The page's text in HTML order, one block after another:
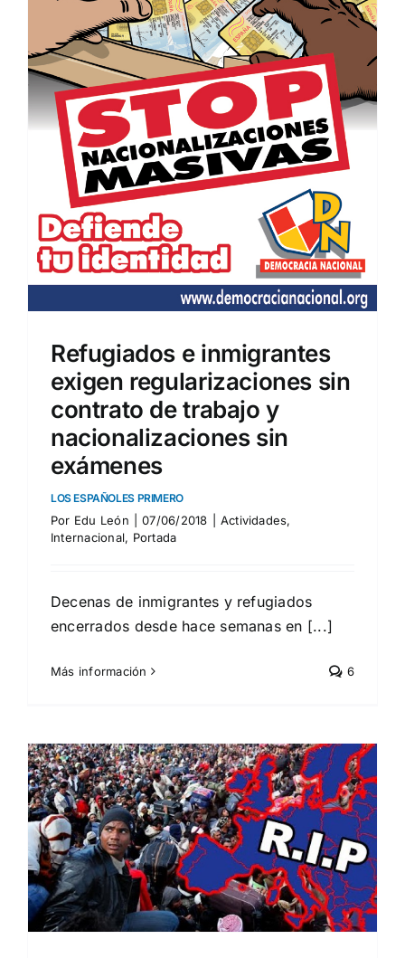
Refugiados e inmigrantes
exigen regularizaciones sin
contrato de trabajo y
nacionalizaciones sin
exámenes
LOS ESPAÑOLES PRIMERO
Por Edu León 07/06/2018 Actividades,
Internacional, Portada
Decenas de inmigrantes y refugiados
encerrados desde hace semanas en [...]
Más información 6